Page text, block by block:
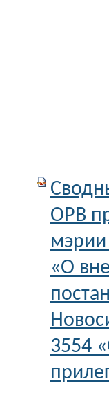
ОРВ
мэрии
«О
3554